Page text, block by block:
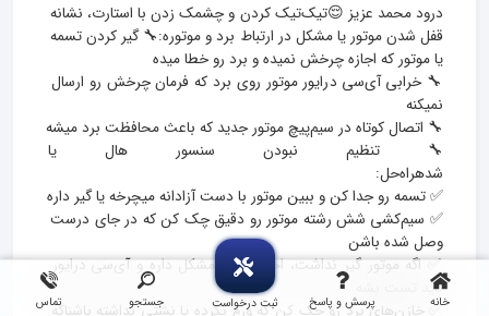
خانه پرسش و پاسخ ثبت درخواست جستجو تماس
درود محمد عزیز 😌تیک‌تیک کردن و چشمک زدن با استارت، نشانه
قفل شدن موتور یا مشکل در ارتباط برد و موتوره:🔧 گیر کردن تسمه
🔧 خرابی آی‌سی درایور موتور روی برد که فرمان چرخش رو ارسال
🔧 تنظیم نبودن سنسور هال یا
✅ سیم‌کشی شش رشته موتور رو دقیق چک کن که در جای درست
✅ اگه موتور گیر نداشت، احتمالا برد مشکل داره و آی‌سی درایور
✅ خازن‌های برد رو چک کن که ورم نکرده یا نشتی نداشته باشناگه